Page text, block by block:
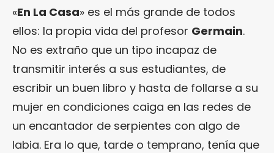
«En La Casa» es el más grande de todos
ellos: la propia vida del profesor Germain.
No es extraño que un tipo incapaz de
transmitir interés a sus estudiantes, de
escribir un buen libro y hasta de follarse a su
mujer en condiciones caiga en las redes de
un encantador de serpientes con algo de
labia. Era lo que, tarde o temprano, tenía que